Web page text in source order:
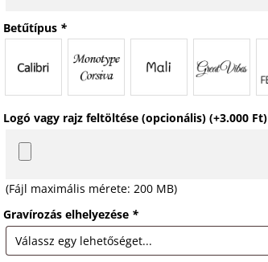
Betűtípus *
Logó vagy rajz feltöltése (opcionális) (+3.000 Ft)
(Fájl maximális mérete: 200 MB)
Gravírozás elhelyezése *